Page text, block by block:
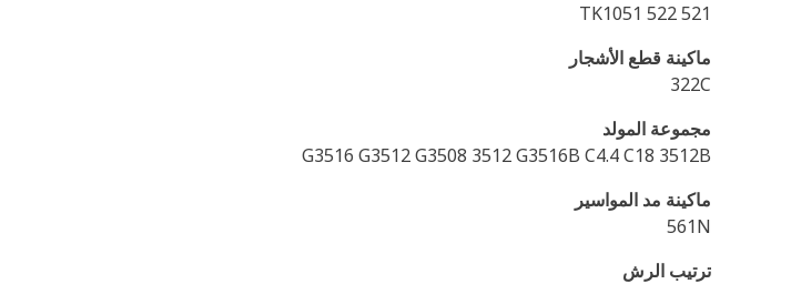
TK1051 522 521
ماكينة قطع الأشجار‬
322C
مجموعة المولد
G3516 G3512 G3508 3512 G3516B C4.4 C18 3512B
ماكينة مد المواسير
561N
ترتيب الرش